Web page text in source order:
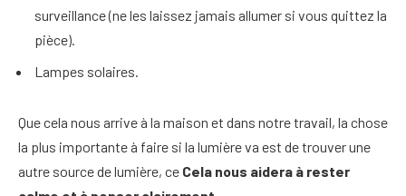
surveillance (ne les laissez jamais allumer si vous quittez la
pièce).
Lampes solaires.
Que cela nous arrive à la maison et dans notre travail, la chose
la plus importante à faire si la lumière va est de trouver une
autre source de lumière, ce Cela nous aidera à rester